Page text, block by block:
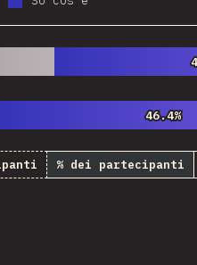
46.4%
46.4%
% dei partecipanti